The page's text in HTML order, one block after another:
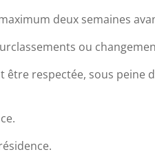
deux semaines
ou
être respectée, sous peine